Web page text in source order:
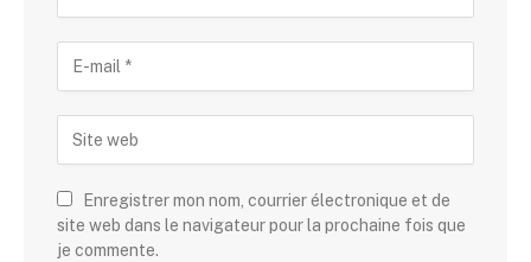
Enregistrer mon nom, courrier électronique et de
site web dans le navigateur pour la prochaine fois que
je commente.